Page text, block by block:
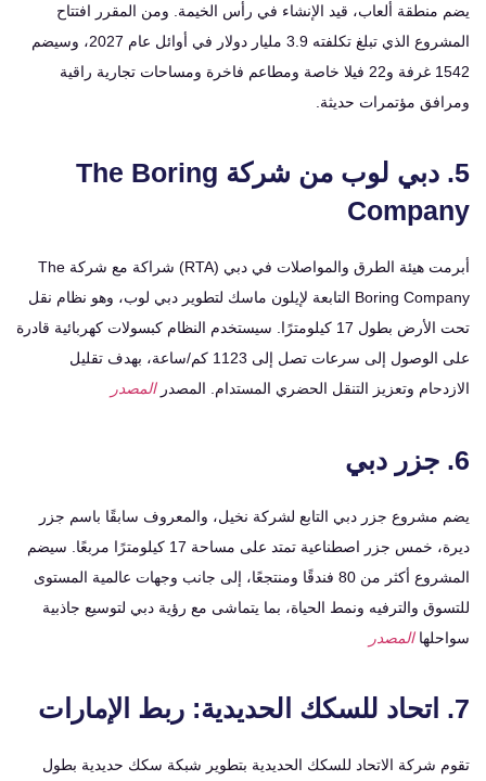
ألعاب، قيد الإنشاء في رأس الخيمة. ومن المقرر افتتاح
المشروع الذي تبلغ تكلفته 3.9 مليار دولار في أوائل عام 2027، وسيضم
1542 غرفة و22 فيلا خاصة ومطاعم فاخرة ومساحات تجارية راقية
مؤتمرات حديثة.
5. دبي لوب من شركة The Boring
أبرمت هيئة الطرق والمواصلات في دبي (RTA) شراكة مع شركة The
Boring Company التابعة لإيلون ماسك لتطوير دبي لوب، وهو نظام نقل
تحت الأرض بطول 17 كيلومترًا. سيستخدم النظام كبسولات كهربائية قادرة
على الوصول إلى سرعات تصل إلى 1123 كم/ساعة، بهدف تقليل
وتعزيز التنقل الحضري المستدام. المصدرالمصدر
جزر دبي التابع لشركة نخيل، والمعروف سابقًا باسم جزر
ديرة، خمس جزر اصطناعية تمتد على مساحة 17 كيلومترًا مربعًا. سيضم
المشروع أكثر من 80 فندقًا ومنتجعًا، إلى جانب وجهات عالمية المستوى
والترفيه ونمط الحياة، بما يتماشى مع رؤية دبي لتوسيع جاذبية
المصدر
شركة الاتحاد للسكك الحديدية بتطوير شبكة سكك حديدية بطول